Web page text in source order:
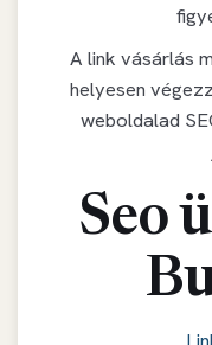
A link vásárlás
helyesen
weboldalad
Seo